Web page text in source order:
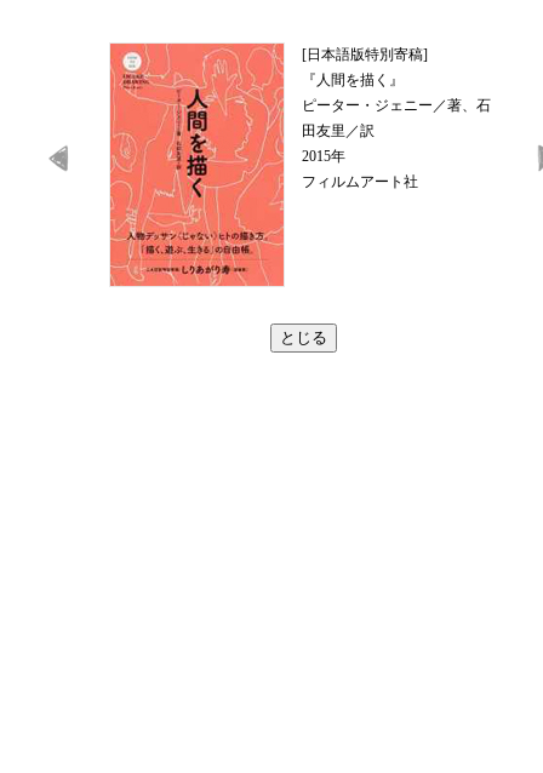
[日本語版特別寄稿]
『人間を描く』
ピーター・ジェニー／著、石
田友里／訳
2015年
フィルムアート社